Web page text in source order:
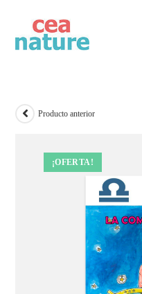
¡OFERTA!
Producto anterior